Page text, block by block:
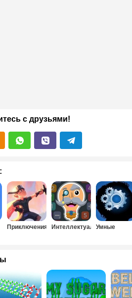
с друзьями!
Приключения Интеллектуальные
Умные